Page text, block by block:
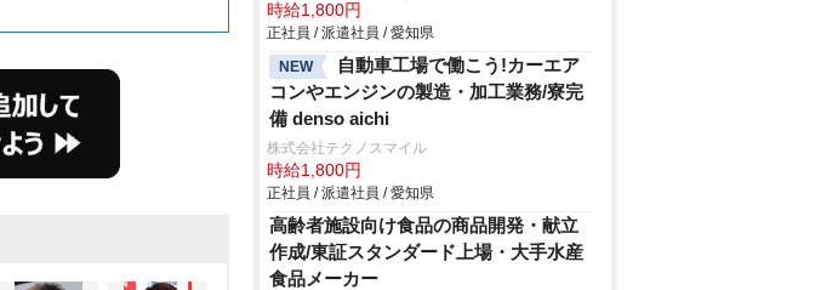
時給1,800円
正社員 / 派遣社員 / 愛知県
NEW
自動車工場で働こう!カーエア
コンやエンジンの製造・加工業務/寮完
備 denso aichi
株式会社テクノスマイル
時給1,800円
正社員 / 派遣社員 / 愛知県
高齢者施設向け食品の商品開発・献立
作成/東証スタンダード上場・大手水産
食品メーカー